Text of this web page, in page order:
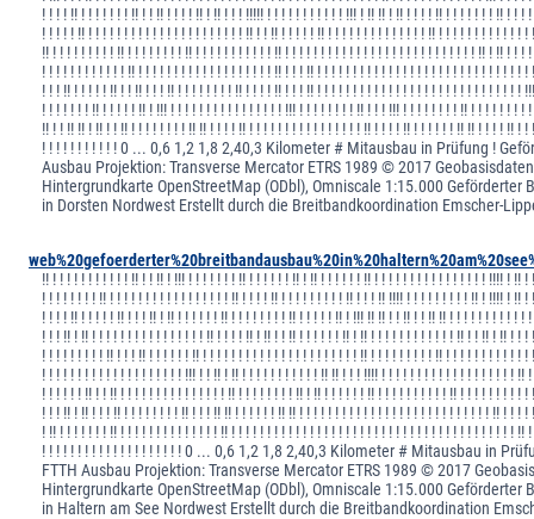
! ! ! ! !! ! ! ! ! ! ! ! !! ! ! !! ! ! ! ! !! ! !! ! ! ! !!!!! ! ! ! ! ! ! ! ! ! ! ! !!! ! !! !! ! !! ! ! ! ! !! ! ! ! ! ! ! ! !! ! ! !
! ! ! ! ! !! ! ! ! ! ! ! ! ! ! ! ! ! ! ! ! ! ! ! ! ! ! ! !! ! ! !! ! ! ! ! ! !! ! ! ! ! ! ! ! ! ! ! ! ! ! ! !! ! ! ! ! ! ! ! ! ! ! ! ! !
!! ! ! ! ! ! ! ! ! ! !! ! ! ! ! ! ! ! ! !! ! ! ! ! ! ! ! ! ! ! ! !! ! ! ! ! ! ! ! ! ! ! ! ! ! ! ! ! ! ! ! ! ! ! ! ! ! ! ! !! ! !! ! ! !
! ! ! ! ! ! ! ! ! ! ! ! !! ! ! ! ! ! ! ! ! ! ! ! ! ! ! ! ! ! ! ! !! ! ! ! !! ! ! ! ! ! ! ! ! ! ! ! ! ! ! ! ! ! ! ! ! ! ! ! ! ! ! ! ! ! !
! ! ! !! ! ! ! ! ! !! ! ! !! ! ! ! !! ! ! ! ! ! ! ! ! !! ! ! ! ! !! ! ! ! !! ! ! ! ! ! ! ! ! ! ! ! ! ! ! ! ! ! ! ! ! ! ! ! ! ! ! ! ! !
! ! ! ! ! ! ! !! ! ! ! ! ! !! ! !!! ! ! ! ! ! ! ! ! ! ! ! ! ! ! ! ! !!! ! ! ! ! ! ! ! ! !! ! ! ! !!! ! ! ! ! ! ! ! ! !! ! ! ! ! ! ! ! !
!! ! ! !! !! ! !! ! ! !! ! ! ! ! ! ! ! ! !! !! ! ! ! ! !! ! ! ! ! ! ! ! ! ! ! ! ! ! ! ! ! !! ! ! ! ! !! ! ! ! ! ! ! !! !! ! ! ! ! !! ! !
! ! ! ! ! ! ! ! ! ! ! 0 ... 0,6 1,2 1,8 2,40,3 Kilometer # Mitausbau in Prüfung !
Ausbau Projektion: Transverse Mercator ETRS 1989 © 2017
Hintergrundkarte OpenStreetMap (ODbl), Omniscale 1:15.000 Geförderter
in Dorsten Nordwest Erstellt durch die Breitbandkoordination Emscher-
!! ! ! ! ! ! ! ! ! ! ! ! !! ! ! !! ! !!! ! ! ! ! ! ! ! !! ! ! ! ! ! ! !! ! !! ! ! ! ! ! ! !! ! ! ! ! ! ! ! ! ! ! ! ! ! ! ! ! !!!! ! !! !
! ! ! ! ! ! ! ! !! ! ! ! ! ! ! ! ! ! ! ! ! ! ! ! ! ! !! ! ! ! ! !! ! ! ! ! ! ! ! ! ! !! ! ! ! !! !!!! ! ! ! ! ! ! ! ! ! !! ! !!!! ! !! !
! ! ! ! !! ! ! ! ! ! !! ! ! ! !! ! !! ! ! ! ! ! ! !! ! ! ! ! ! ! ! ! !! ! ! ! ! ! !! ! !!! !! !! ! ! !! ! ! !! !! ! ! ! ! ! ! ! ! ! ! !
! ! ! !! ! !! ! ! ! ! ! ! ! ! ! ! ! ! ! ! ! ! !! ! ! ! ! !! ! !! ! ! !! ! ! ! ! ! ! !! ! !! ! ! ! ! ! ! ! ! ! ! ! ! !! ! ! !! ! !! ! ! !
! ! ! ! ! ! ! ! ! !! ! ! ! !! ! ! ! ! ! ! !! ! ! ! ! ! ! ! ! ! ! ! ! ! ! ! ! ! ! ! ! ! ! !! ! ! ! ! ! ! ! ! ! !! ! ! ! ! ! ! ! ! ! ! ! !
! ! ! ! ! ! ! ! ! ! ! ! ! ! ! ! ! ! ! ! !!! ! ! !! ! !! ! ! ! ! ! ! ! ! ! ! ! !! !! ! ! ! !!!! ! ! ! ! ! ! ! ! ! ! ! ! ! ! ! ! ! ! ! !!
! ! ! ! ! ! !! ! ! !! ! ! ! ! ! ! ! ! ! ! ! ! ! ! ! !! ! ! ! ! ! ! ! ! !! ! !! ! ! ! ! ! ! !! ! ! ! ! ! ! ! ! ! ! !! ! ! ! ! ! ! ! ! ! !
! ! ! !! ! !! ! ! ! !! ! ! ! ! ! ! ! ! !! ! ! ! !! !! ! ! ! ! ! ! !! !! ! ! ! ! ! ! ! ! ! ! ! ! ! ! ! ! ! ! ! ! ! ! ! ! ! ! ! !! ! ! ! !
! !! ! ! ! ! ! ! ! !! ! ! ! ! ! ! ! ! ! ! ! ! ! ! !! ! ! ! ! ! ! ! ! ! ! ! ! ! ! ! ! ! ! ! ! ! ! ! ! ! ! ! ! ! ! ! ! ! ! ! ! ! ! ! ! !!
! ! ! ! ! ! ! ! ! ! ! ! ! ! ! ! ! ! ! ! 0 ... 0,6 1,2 1,8 2,40,3 Kilometer # Mitausbau in
FTTH Ausbau Projektion: Transverse Mercator ETRS 1989 © 2017
Hintergrundkarte OpenStreetMap (ODbl), Omniscale 1:15.000 Geförderter
in Haltern am See Nordwest Erstellt durch die Breitbandkoordination